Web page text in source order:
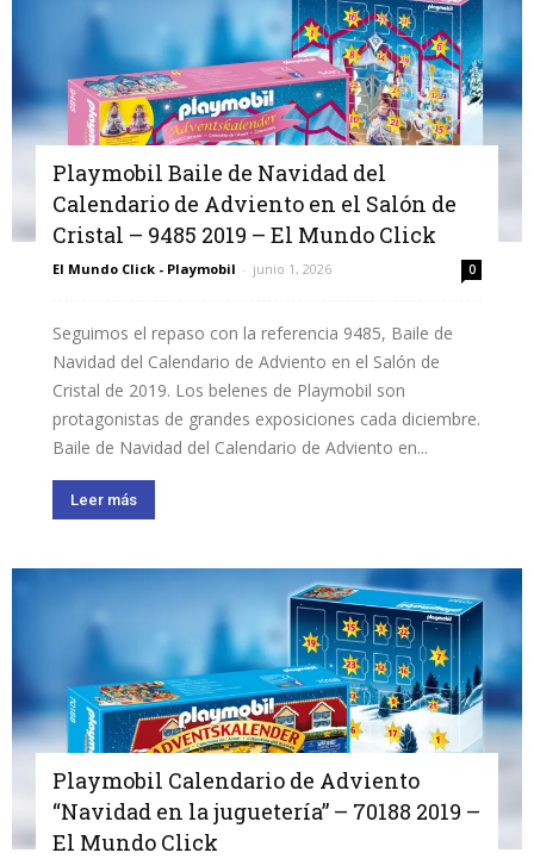
Playmobil Baile de Navidad del
Calendario de Adviento en el Salón de
Cristal – 9485 2019 – El Mundo Click
El Mundo Click - Playmobil - junio 1, 2026 0
Seguimos el repaso con la referencia 9485, Baile de
Navidad del Calendario de Adviento en el Salón de
Cristal de 2019. Los belenes de Playmobil son
protagonistas de grandes exposiciones cada diciembre.
Baile de Navidad del Calendario de Adviento en...
Leer más
Playmobil Calendario de Adviento
“Navidad en la juguetería” – 70188 2019 –
El Mundo Click